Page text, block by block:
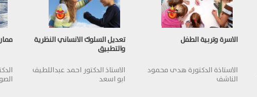
الاسرة وتربية الطفل
الاستاذة الدكتورة هدى محمود
الناشف
تعديل السلوك الانساني النظرية
والتطبيق
الاستاذ الدكتور احمد عبداللطيف
ابو اسعد